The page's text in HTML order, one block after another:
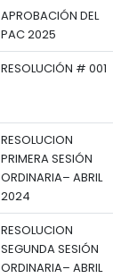
APROBACIÓN DEL
PAC 2025
RESOLUCIÓN # 001
RESOLUCION
PRIMERA SESIÓN
ORDINARIA– ABRIL
2024
RESOLUCION
SEGUNDA SESIÓN
ORDINARIA– ABRIL